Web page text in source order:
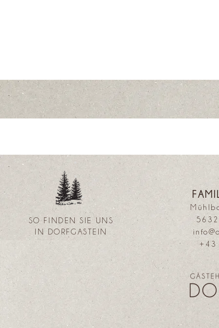
+43
SO FINDEN SIE UNS
IN DORFGASTEIN